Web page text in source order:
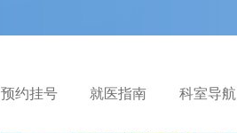
预约挂号 就医指南 科室导航